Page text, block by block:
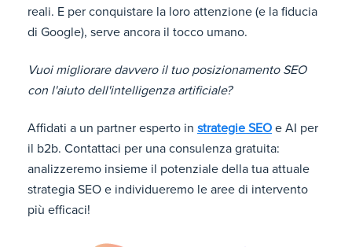
reali. E per conquistare la loro attenzione (e la fiducia
di Google), serve ancora il tocco umano.
Vuoi migliorare davvero il tuo posizionamento SEO
con l'aiuto dell'intelligenza artificiale?
Affidati a un partner esperto in strategie SEO e AI per
il b2b. Contattaci per una consulenza gratuita:
analizzeremo insieme il potenziale della tua attuale
strategia SEO e individueremo le aree di intervento
più efficaci!